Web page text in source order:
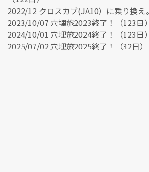
2022/12 クロスカブ(JA10）に乗り換え。
2023/10/07 穴埋旅2023終了！（123日）
2024/10/01 穴埋旅2024終了！（123日）
2025/07/02 穴埋旅2025終了！（32日）